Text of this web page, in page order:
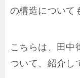
の構造について
こちらは、田中
ついて、紹介し